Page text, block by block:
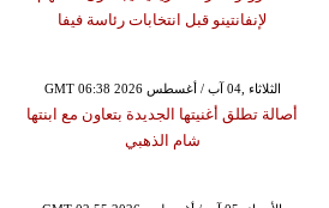
لإنفانتينو قبل انتخابات رئاسة فيفا
GMT 06:38 2026 الثلاثاء ,04 آب / أغسطس
أصالة تطلق أغنيتها الجديدة بتعاون مع ابنتها
شام الذهبي